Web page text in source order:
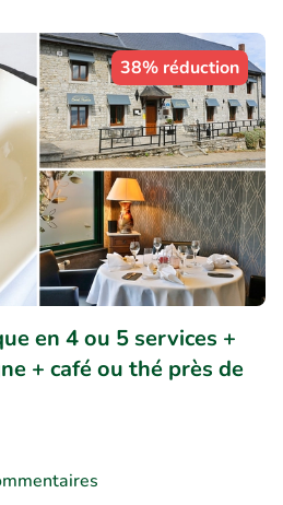
38% réduction
en 4 ou 5 services +
+ café ou thé près de